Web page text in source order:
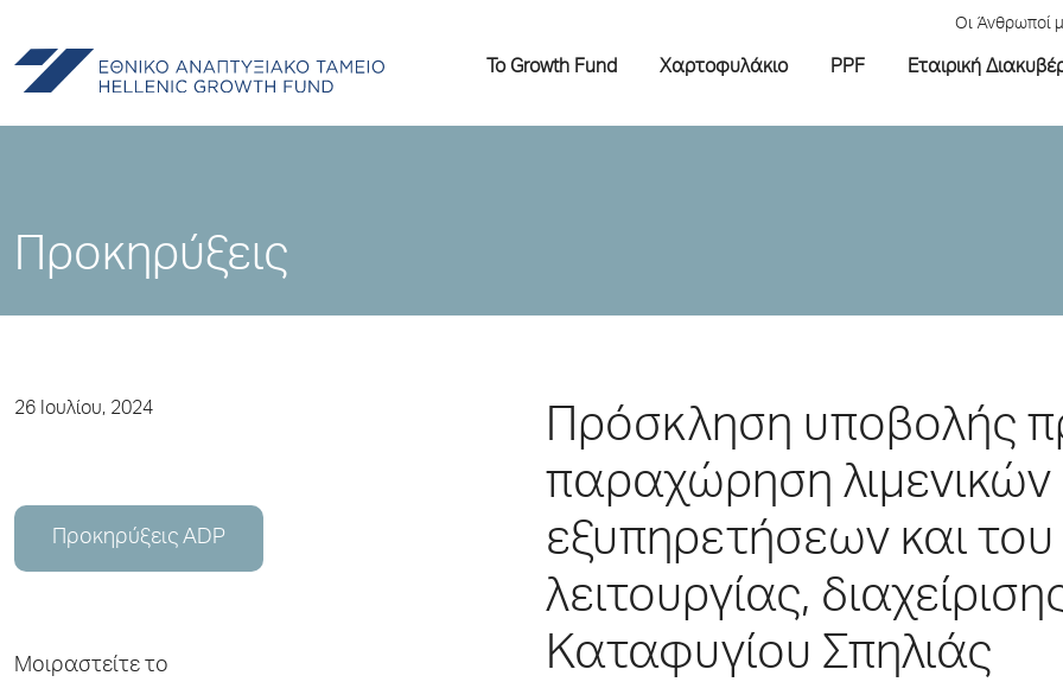
Οι Άνθρωποί
Το Growth Fund Χαρτοφυλάκιο PPF Εταιρική
Προκηρύξεις
26 Ιουλίου, 2024
Προκηρύξεις ADP
Μοιραστείτε το
Πρόσκληση υποβολής
παραχώρηση λιμενικών
εξυπηρετήσεων και
λειτουργίας,
Καταφυγίου Σπηλιάς